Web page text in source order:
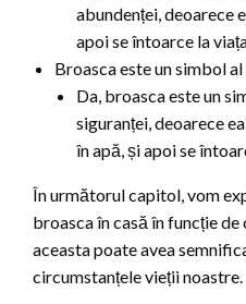
abundenței, deoarece
apoi se întoarce la
Broasca este un simbol
Da, broasca este un
siguranței, deoarece
în apă, și apoi se
În următorul capitol, vom
broasca în casă în funcție
aceasta poate avea
circumstanțele vieții noastre.